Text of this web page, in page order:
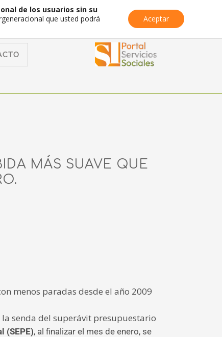
MÁS SUAVE QUE
menos paradas desde el año 2009
senda del superávit presupuestario
(SEPE), al finalizar el mes de enero, se
de los usuarios sin su
que usted podrá
Aceptar